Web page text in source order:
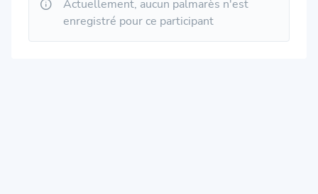
Actuellement, aucun palmarès n'est
enregistré pour ce participant